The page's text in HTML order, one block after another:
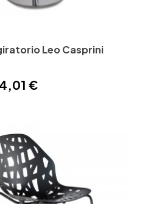
Leo Casprini
€